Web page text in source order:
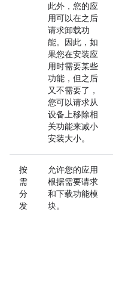
此外，您的应
用可以在之后
请求卸载功
能。因此，如
果您在安装应
用时需要某些
功能，但之后
又不需要了，
您可以请求从
设备上移除相
关功能来减小
安装大小。
按
需
分
发
允许您的应用
根据需要请求
和下载功能模
块。